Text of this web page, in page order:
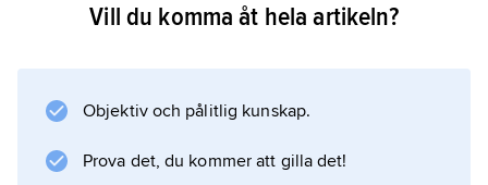
Mary Wesley debuterade som
Bland hennes verk, som ofta utspelas i
Harnessing Peacocks
Vill du komma åt hela artikeln?
Objektiv och pålitlig kunskap.
Prova det, du kommer att gilla det!